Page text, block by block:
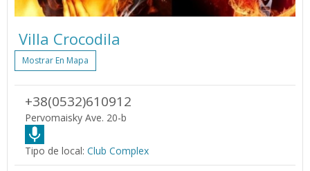
Villa Crocodila
Mostrar En Mapa
+38(0532)610912
Pervomaisky Ave. 20-b
Tipo de local: Club Complex